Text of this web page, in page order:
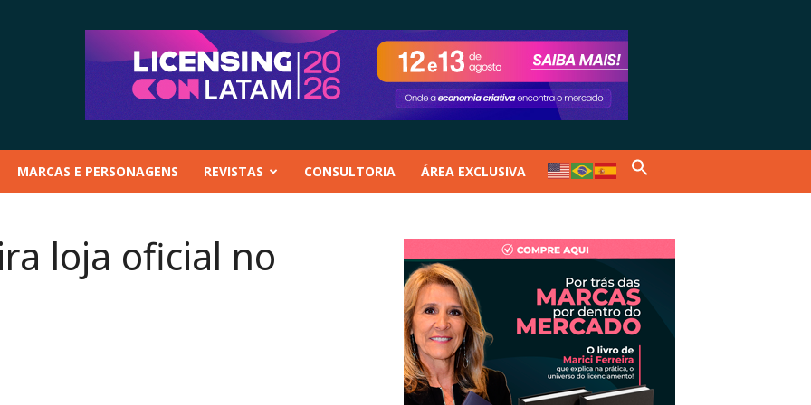
MARCAS E PERSONAGENS REVISTAS CONSULTORIA ÁREA EXCLUSIVA
loja oficial no